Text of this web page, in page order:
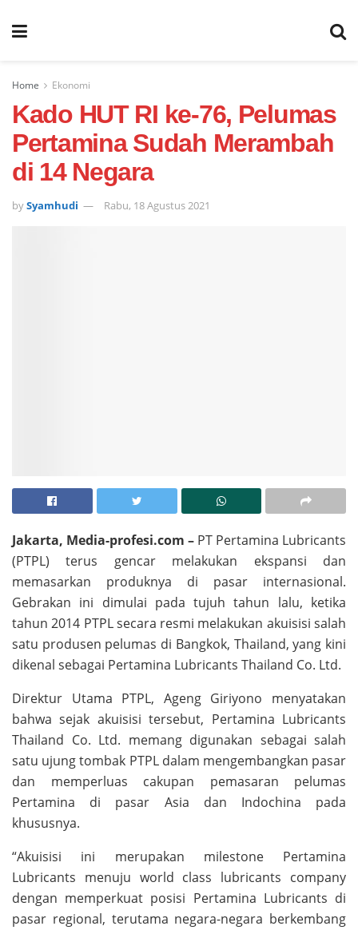
Home Ekonomi
Kado HUT RI ke-76, Pelumas
Pertamina Sudah Merambah
di 14 Negara
bySyamhudi Rabu, 18 Agustus 2021
Jakarta, Media-profesi.com – PT Pertamina Lubricants
(PTPL) terus gencar melakukan ekspansi dan
memasarkan produknya di pasar internasional.
Gebrakan ini dimulai pada tujuh tahun lalu, ketika
tahun 2014 PTPL secara resmi melakukan akuisisi salah
satu produsen pelumas di Bangkok, Thailand, yang kini
dikenal sebagai Pertamina Lubricants Thailand Co. Ltd.
Direktur Utama PTPL, Ageng Giriyono menyatakan
bahwa sejak akuisisi tersebut, Pertamina Lubricants
Thailand Co. Ltd. memang digunakan sebagai salah
satu ujung tombak PTPL dalam mengembangkan pasar
dan memperluas cakupan pemasaran pelumas
Pertamina di pasar Asia dan Indochina pada
khususnya.
“Akuisisi ini merupakan milestone Pertamina
Lubricants menuju world class lubricants company
dengan memperkuat posisi Pertamina Lubricants di
pasar regional, terutama negara-negara berkembang